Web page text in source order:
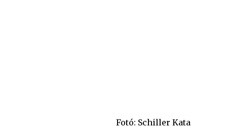
Fotó: Schiller Kata